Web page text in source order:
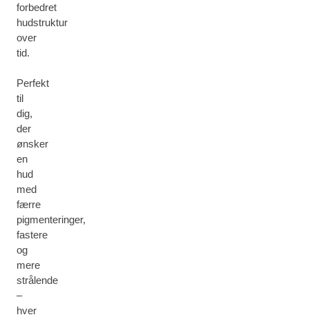
forbedret
hudstruktur
over
tid.
Perfekt
til
dig,
der
ønsker
en
hud
med
færre
pigmenteringer,
fastere
og
mere
strålende
–
hver